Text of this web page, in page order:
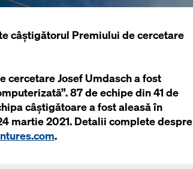
câștigătorul Premiului de cercetare
cercetare Josef Umdasch a fost
87 de echipe din 41 de
câștigătoare a fost aleasă în
martie 2021. Detalii complete despre
.